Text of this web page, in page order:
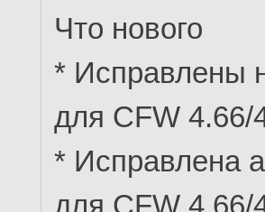
Что нового
* Исправлены
для CFW 4.66/
* Исправлена
для CFW 4.66/